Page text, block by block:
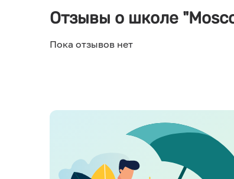
Отзывы о школе
Пока отзывов нет